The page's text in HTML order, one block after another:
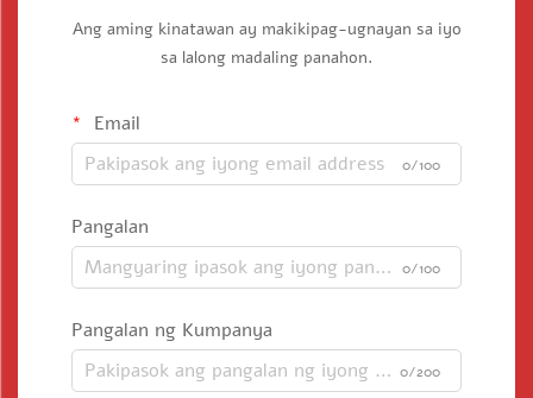
Ang aming kinatawan ay makikipag-ugnayan sa iyo
sa lalong madaling panahon.
Email
0/100
Pangalan
0/100
Pangalan ng Kumpanya
0/200